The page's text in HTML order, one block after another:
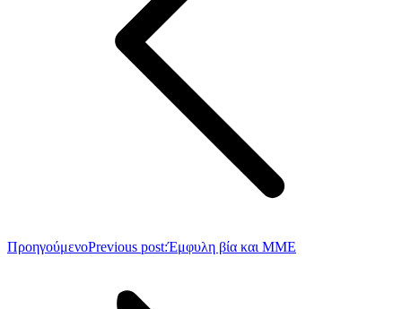
ΠροηγούμενοPrevious post:Έμφυλη βία και ΜΜΕ